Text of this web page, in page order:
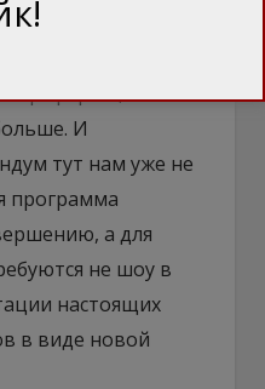
млрд на три
реформы,
И
тут нам уже не
программа
а для
не шоу в
настоящих
в виде новой